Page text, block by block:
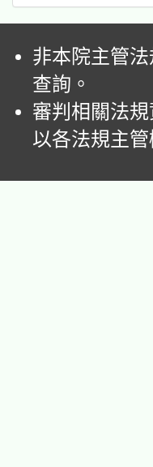
非本院主管
查詢。
審判相關法
以各法規主